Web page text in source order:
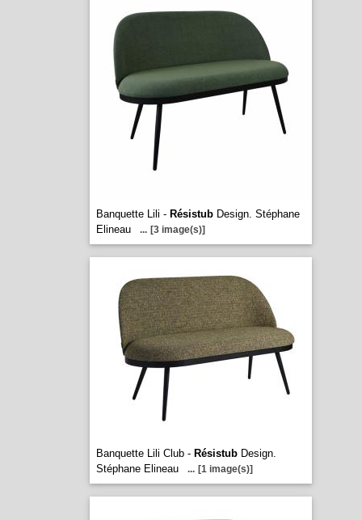
Banquette Lili - RésistubDesign. Stéphane
Elineau
... [3 image(s)]
Banquette Lili Club - RésistubDesign.
Stéphane Elineau
... [1 image(s)]